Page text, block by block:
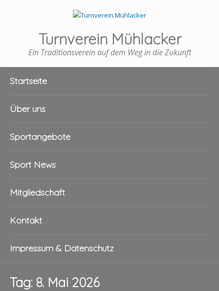
Turnverein Mühlacker
Ein Traditionsverein auf dem Weg in die Zukunft
Startseite
Über uns
Sportangebote
Sport News
Mitgliedschaft
Kontakt
Impressum & Datenschutz
Tag: 8. Mai 2026